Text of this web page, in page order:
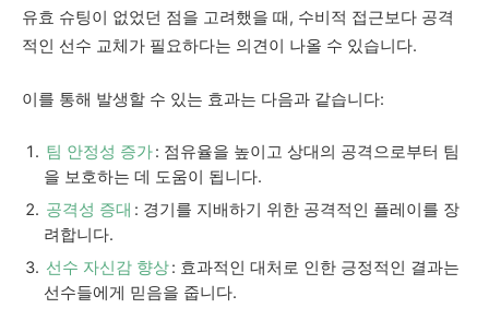
유효 슈팅이 없었던 점을 고려했을 때, 수비적 접근보다 공격
적인 선수 교체가 필요하다는 의견이 나올 수 있습니다.
이를 통해 발생할 수 있는 효과는 다음과 같습니다:
팀 안정성 증가: 점유율을 높이고 상대의 공격으로부터 팀
을 보호하는 데 도움이 됩니다.
공격성 증대 : 경기를 지배하기 위한 공격적인 플레이를 장
려합니다.
선수 자신감 향상: 효과적인 대처로 인한 긍정적인 결과는
선수들에게 믿음을 줍니다.